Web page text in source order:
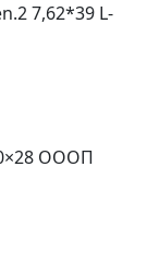
7,62*39 L-
ОООП